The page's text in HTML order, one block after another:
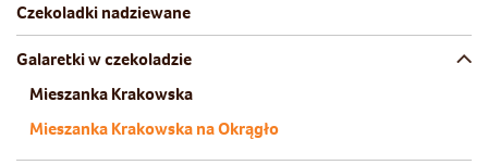
Czekoladki nadziewane
Galaretki w czekoladzie
Mieszanka Krakowska
Mieszanka Krakowska na Okrągło